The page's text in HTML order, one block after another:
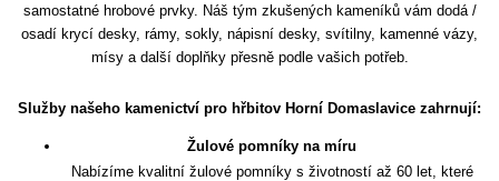
samostatné hrobové prvky. Náš tým zkušených kameníků vám dodá /
osadí krycí desky, rámy, sokly, nápisní desky, svítilny, kamenné vázy,
mísy a další doplňky přesně podle vašich potřeb.
Služby našeho kamenictví pro hřbitov Horní Domaslavice zahrnují:
Žulové pomníky na míru
Nabízíme kvalitní žulové pomníky s životností až 60 let, které